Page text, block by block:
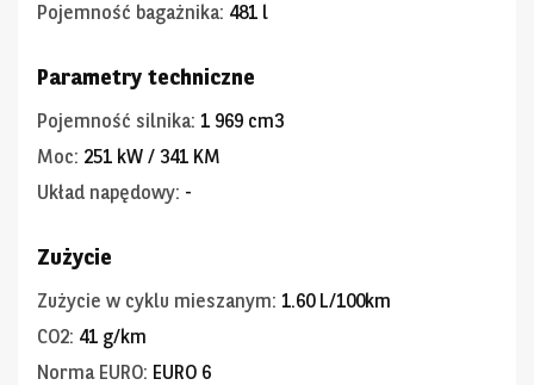
Pojemność bagażnika: 481 l
Parametry techniczne
Pojemność silnika: 1 969 cm3
Moc: 251 kW / 341 KM
Układ napędowy: -
Zużycie
Zużycie w cyklu mieszanym: 1.60 L/100km
CO2: 41 g/km
Norma EURO: EURO 6